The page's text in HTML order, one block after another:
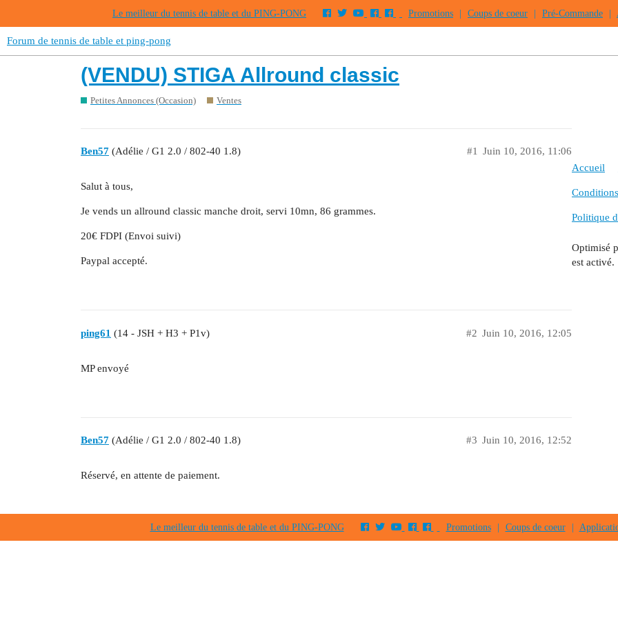
Le meilleur du tennis de table et du PING-PONG Promotions Coups de coeur Pré-Commande
Forum de tennis de table et ping-pong
(VENDU) STIGA Allround classic
Petites Annonces (Occasion) Ventes
Ben57 (Adélie / G1 2.0 / 802-40 1.8) Juin 10, 2016, 11:06
#1
Salut à tous,
Je vends un allround classic manche droit, servi 10mn, 86 grammes.
20€ FDPI (Envoi suivi)
Paypal accepté.
ping61 (14 - JSH + H3 + P1v) Juin 10, 2016, 12:05
#2
MP envoyé
Ben57 (Adélie / G1 2.0 / 802-40 1.8) Juin 10, 2016, 12:52
#3
Réservé, en attente de paiement.
Accueil
Politique
Optimisé
est activé.
Le meilleur du tennis de table et du PING-PONG Promotions Coups de coeur